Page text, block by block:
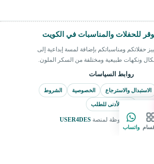
واتساب
للحفلات والمناسبات في الكويت
حفلاتكم ومناسباتكم بإضافة لمسة إبداعية إلى
ونكهات طبيعية ومختلفة من السكر الملون.
روابط السياسات
الاستبدال والاسترجاع الخصوصية الشروط
الحد الأدنى للطلب
الحقوق محفوظة لمنصة USER4DES